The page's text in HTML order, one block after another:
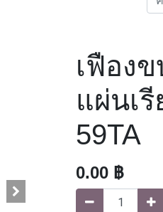
เฟือง
แผ่นเ
59TA
0.00 ฿